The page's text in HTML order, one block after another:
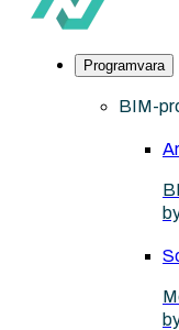
Programvara
BIM-